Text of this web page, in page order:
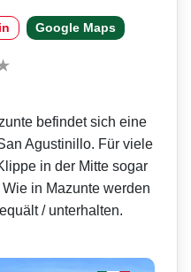
Google Maps
befindet sich eine
Agustinillo. Für viele
in der Mitte sogar
in Mazunte werden
/ unterhalten.